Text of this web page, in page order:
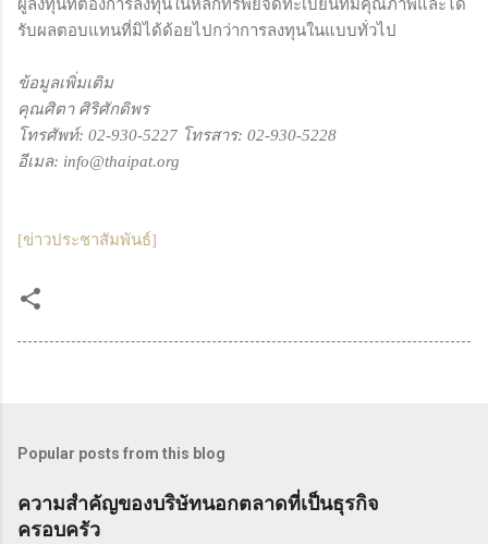
ผู้ลงทุนที่ต้องการลงทุนในหลักทรัพย์จดทะเบียนที่มีคุณภาพและได้
รับผลตอบแทนที่มิได้ด้อยไปกว่าการลงทุนในแบบทั่วไป
ข้อมูลเพิ่มเติม
คุณศิตา ศิริศักดิพร
โทรศัพท์: 02-930-5227 โทรสาร: 02-930-5228
อีเมล: info@thaipat.org
[ข่าวประชาสัมพันธ์]
Popular posts from this blog
ความสำคัญของบริษัทนอกตลาดที่เป็นธุรกิจ
ครอบครัว